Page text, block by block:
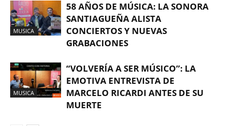
MUSICA
58 AÑOS DE MÚSICA: LA SONORA
SANTIAGUEÑA ALISTA
CONCIERTOS Y NUEVAS
GRABACIONES
MUSICA
“VOLVERÍA A SER MÚSICO”: LA
EMOTIVA ENTREVISTA DE
MARCELO RICARDI ANTES DE SU
MUERTE